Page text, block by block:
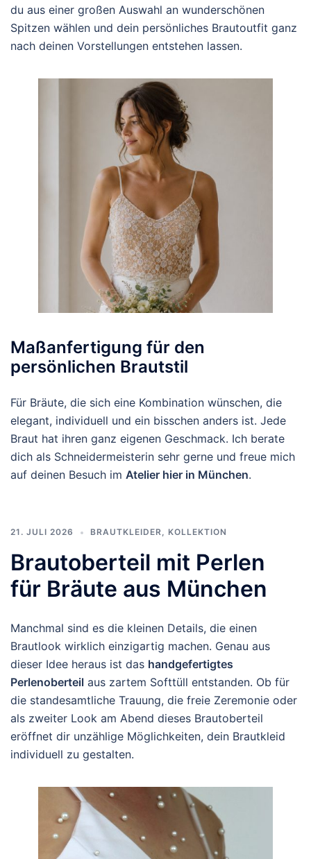
du aus einer großen Auswahl an wunderschönen
Spitzen wählen und dein persönliches Brautoutfit ganz
nach deinen Vorstellungen entstehen lassen.
Maßanfertigung für den
persönlichen Brautstil
Für Bräute, die sich eine Kombination wünschen, die
elegant, individuell und ein bisschen anders ist. Jede
Braut hat ihren ganz eigenen Geschmack. Ich berate
dich als Schneidermeisterin sehr gerne und freue mich
auf deinen Besuch im Atelier hier in München.
21. JULI 2026 BRAUTKLEIDER, KOLLEKTION
Brautoberteil mit Perlen
für Bräute aus München
Manchmal sind es die kleinen Details, die einen
Brautlook wirklich einzigartig machen. Genau aus
dieser Idee heraus ist das handgefertigtes
Perlenoberteil aus zartem Softtüll entstanden. Ob für
die standesamtliche Trauung, die freie Zeremonie oder
als zweiter Look am Abend dieses Brautoberteil
eröffnet dir unzählige Möglichkeiten, dein Brautkleid
individuell zu gestalten.